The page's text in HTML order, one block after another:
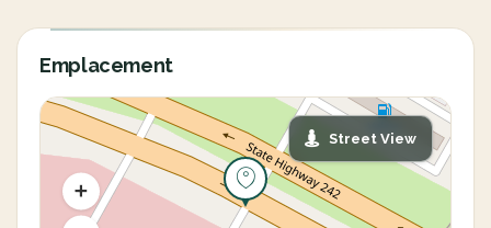
Emplacement
Street View